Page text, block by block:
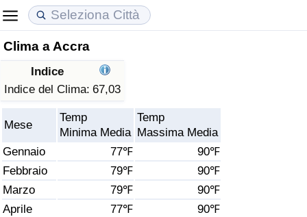
Clima a Accra
Indice
Indice del Clima: 67,03
Mese
Temp
Minima Media
Temp
Massima Media
Gennaio
77℉
90℉
Febbraio
79℉
90℉
Marzo
79℉
90℉
Aprile
77℉
90℉
Costo della vita
Indice Del Costo Della Vita (corrente)
Indice Del Costo Della Vita
Indice del Costo della Vita per Nazione
ad Aqaba
Prezzi degli immobili
Indice del Prezzo delle Case (Corrente)
Indice del Prezzo delle Case
Indice del Prezzo delle Case per Nazione
Qualità della Vita
Indice della Qualità della Vita
Indice della Qualità della Vita (Corrente)
Indice della qualità della vita per Paese
Criminalità